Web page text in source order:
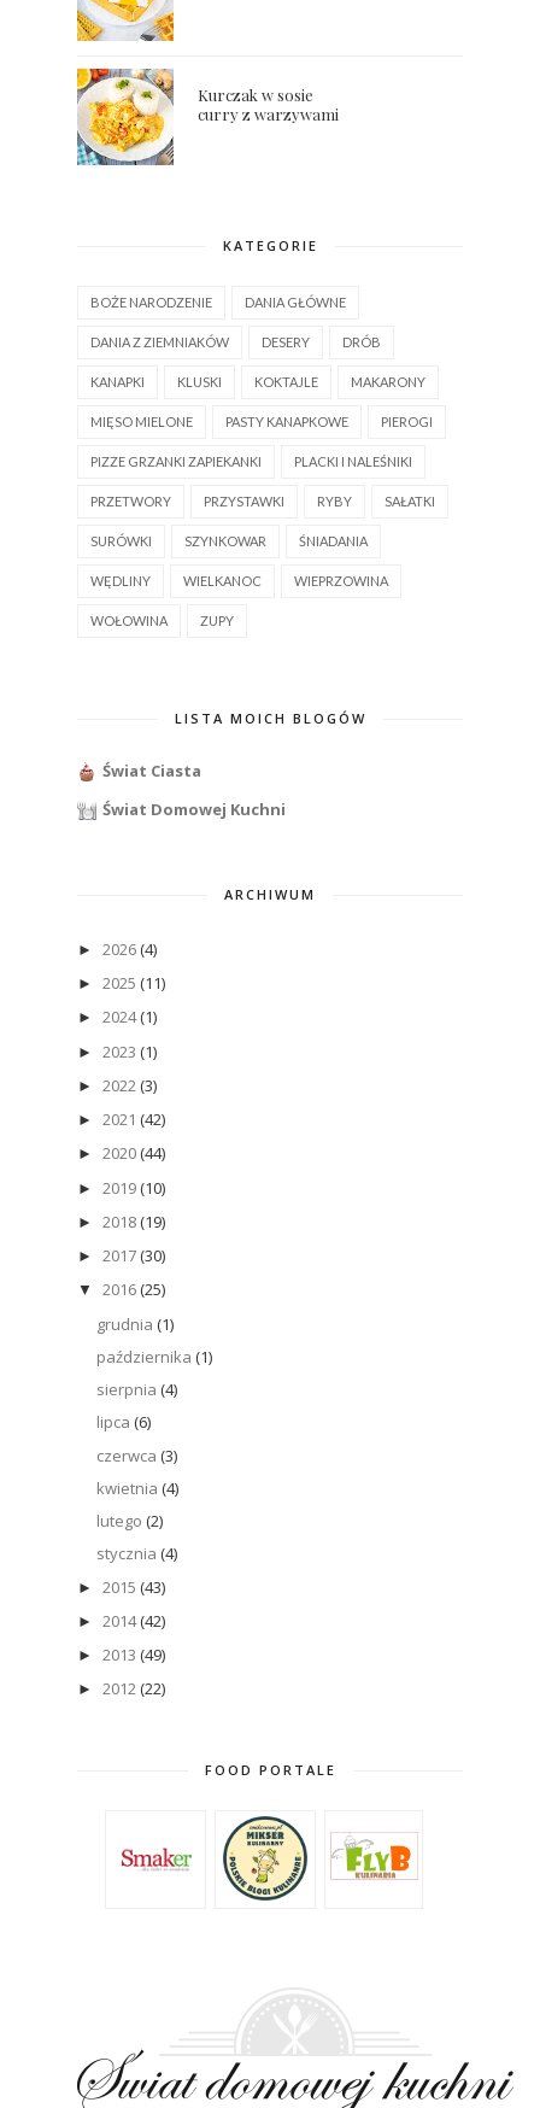
Kurczak w sosie
curry z warzywami
KATEGORIE
BOŻE NARODZENIE DANIA GŁÓWNE
DANIA Z ZIEMNIAKÓW DESERY DRÓB
KANAPKI KLUSKI KOKTAJLE MAKARONY
MIĘSO MIELONE PASTY KANAPKOWE PIEROGI
PIZZE GRZANKI ZAPIEKANKI PLACKI I NALEŚNIKI
PRZETWORY PRZYSTAWKI RYBY SAŁATKI
SURÓWKI SZYNKOWAR ŚNIADANIA
WĘDLINY WIELKANOC WIEPRZOWINA
WOŁOWINA ZUPY
LISTA MOICH BLOGÓW
Świat Ciasta
Świat Domowej Kuchni
ARCHIWUM
► 2026 (4)
► 2025 (11)
► 2024 (1)
► 2023 (1)
► 2022 (3)
► 2021 (42)
► 2020 (44)
► 2019 (10)
► 2018 (19)
► 2017 (30)
▼ 2016 (25)
grudnia (1)
października (1)
sierpnia (4)
lipca (6)
czerwca (3)
kwietnia (4)
lutego (2)
stycznia (4)
► 2015 (43)
► 2014 (42)
► 2013 (49)
► 2012 (22)
FOOD PORTALE